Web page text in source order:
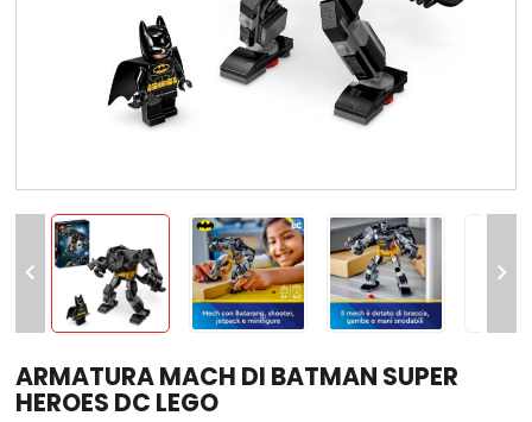
 
ARMATURA MACH DI BATMAN SUPER
HEROES DC LEGO